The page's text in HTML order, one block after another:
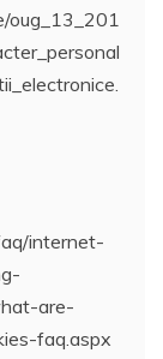
oug_13_201
internet-
are-
faq.aspx